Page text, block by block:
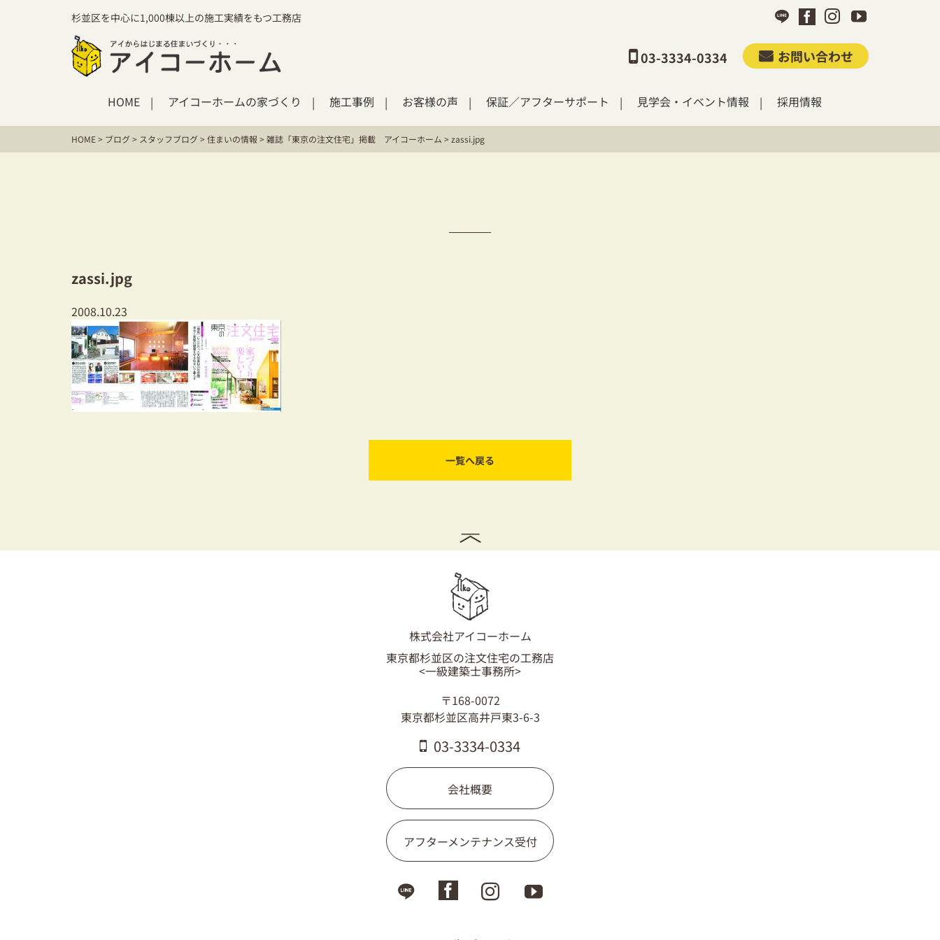
杉並区を中心に1,000棟以上の施工実績をもつ工務店
03-3334-0334 お問い合わせ
HOME アイコーホームの家づくり 施工事例 お客様の声 保証／アフターサポート 見学会・イベント情報 採用情報
HOME> ブログ> スタッフブログ>住まいの情報 >雑誌「東京の注文住宅」掲載 アイコーホーム > zassi.jpg
zassi.jpg
2008.10.23
一覧へ戻る
株式会社アイコーホーム
東京都杉並区の注文住宅の工務店
<一級建築士事務所>
〒168-0072
東京都杉並区高井戸東3-6-3
03-3334-0334
会社概要
アフターメンテナンス受付